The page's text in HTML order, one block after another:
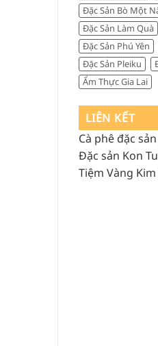
Đặc Sản Bò Một
Đặc Sản Làm Quà
Đặc Sản Phú Yên
Đặc Sản Pleiku
Ẩm Thực Gia Lai
LIÊN KẾT
Cà phê đặc sản
Đặc sản Kon
Tiệm Vàng